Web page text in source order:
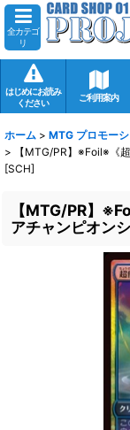
全カテゴ
リ
はじめにお読み
ください
ご利用案内
ホーム > MTG プロモー
>
【MTG/PR】※Foil※《
[SCH]
【MTG/PR】
アチャンピオン